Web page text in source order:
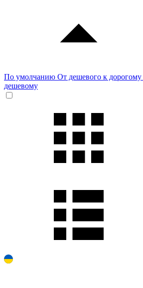
По умолчанию От дешевого к дорогому
дешевому